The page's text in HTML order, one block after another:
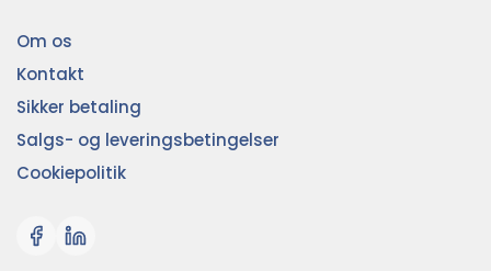
Om os
Kontakt
Sikker betaling
Salgs- og leveringsbetingelser
Cookiepolitik